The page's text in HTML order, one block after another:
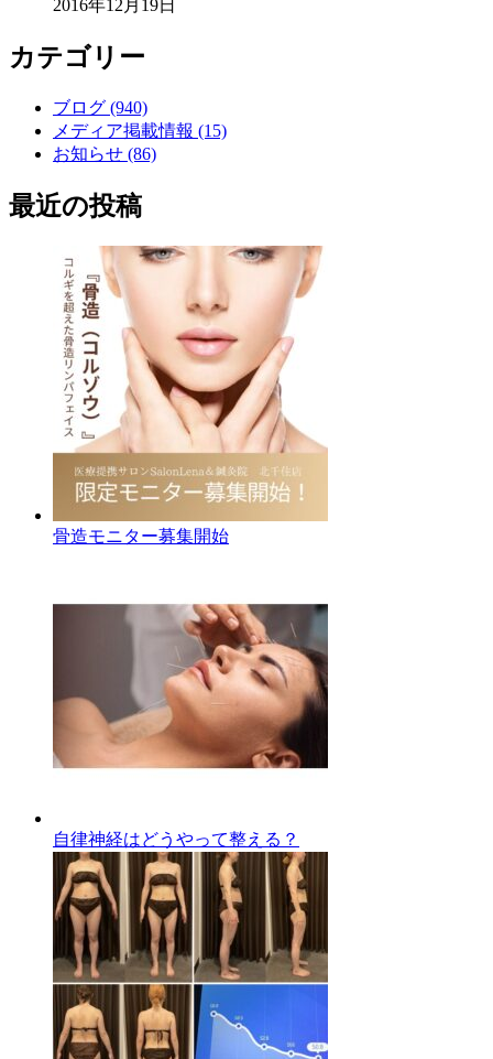
2016年12月19日
カテゴリー
ブログ (940)
メディア掲載情報 (15)
お知らせ (86)
最近の投稿
骨造モニター募集開始
自律神経はどうやって整える？